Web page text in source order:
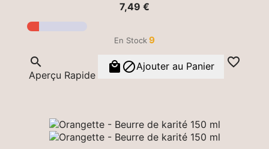
7,49 €
En Stock 9

Aperçu Rapide
 Ajouter au Panier 